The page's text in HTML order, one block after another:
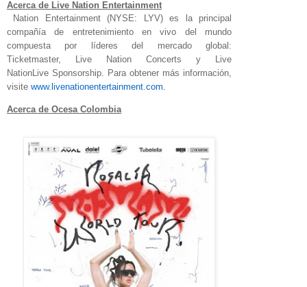
Acerca de Live Nation Entertainment
Nation Entertainment (NYSE: LYV) es la principal
compañía de entretenimiento en vivo del mundo
compuesta por líderes del mercado global:
Ticketmaster, Live Nation Concerts y Live
NationLive Sponsorship. Para obtener más información,
visite www. livenationentertainment.com.
Acerca de Ocesa Colombia